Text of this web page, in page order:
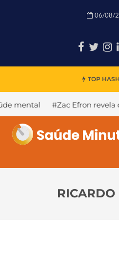
06/08/
TOP
#Zac Efron revela que não